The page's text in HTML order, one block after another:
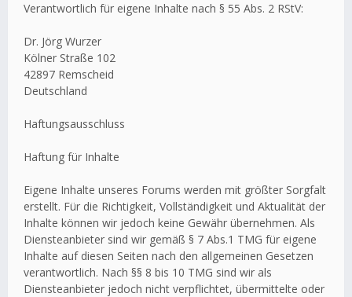
Verantwortlich für eigene Inhalte nach § 55 Abs. 2 RStV:
Dr. Jörg Wurzer
Kölner Straße 102
42897 Remscheid
Deutschland
Haftungsausschluss
Haftung für Inhalte
Eigene Inhalte unseres Forums werden mit größter Sorgfalt
erstellt. Für die Richtigkeit, Vollständigkeit und Aktualität der
Inhalte können wir jedoch keine Gewähr übernehmen. Als
Diensteanbieter sind wir gemäß § 7 Abs.1 TMG für eigene
Inhalte auf diesen Seiten nach den allgemeinen Gesetzen
verantwortlich. Nach §§ 8 bis 10 TMG sind wir als
Diensteanbieter jedoch nicht verpflichtet, übermittelte oder